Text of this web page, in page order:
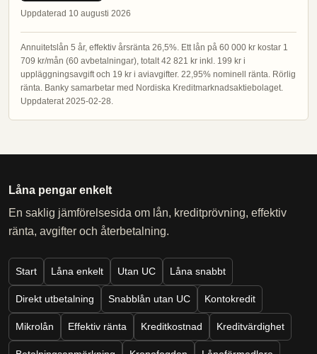
Uppdaterad 10 augusti 2026
Annuitetslån 5 år, effektiv årsränta 26,5%. Ett lån på 60 000 kr kostar 1
709 kr/mån (60 avbetalningar), totalt 42 821 kr inkl. 199 kr i
uppläggningsavgift och 19 kr i aviavgifter. 22,95% nominell ränta. Rörlig
ränta. Banky samarbetar med Nordiska Kreditmarknadsaktiebolaget.
Uppdaterat 2025-02-28.
Låna pengar enkelt
En saklig jämförelsesida om lån, kreditprövning, effektiv
ränta, avgifter och återbetalning.
Start Låna enkelt Utan UC Låna snabbt
Direkt utbetalning Snabblån utan UC Kontokredit
Mikrolån Effektiv ränta Kreditkostnad Kreditvärdighet